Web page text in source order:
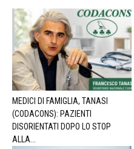
MEDICI DI FAMIGLIA, TANASI
(CODACONS): PAZIENTI
DISORIENTATI DOPO LO STOP
ALLA...